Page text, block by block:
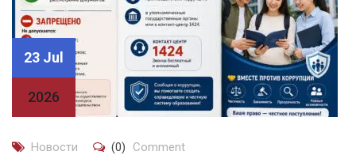
23 Jul
2026
Новости (0) Comment